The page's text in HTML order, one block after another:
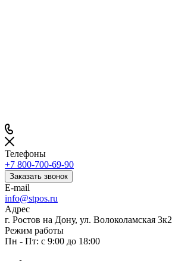
Телефоны
+7 800-700-69-90
Заказать звонок
E-mail
info@stpos.ru
Адрес
г. Ростов на Дону, ул. Волоколамская 3к2
Режим работы
Пн - Пт: с 9:00 до 18:00